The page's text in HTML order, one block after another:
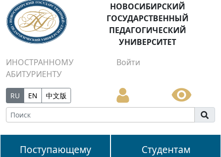
НОВОСИБИРСКИЙ
ГОСУДАРСТВЕННЫЙ
ПЕДАГОГИЧЕСКИЙ
УНИВЕРСИТЕТ
ИНОСТРАННОМУ
АБИТУРИЕНТУ
Войти
RU EN 中文版
Поступающему Студентам